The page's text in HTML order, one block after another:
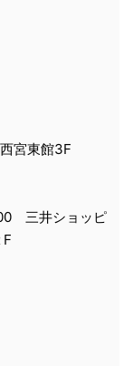
宮東館3F
三井ショッピ